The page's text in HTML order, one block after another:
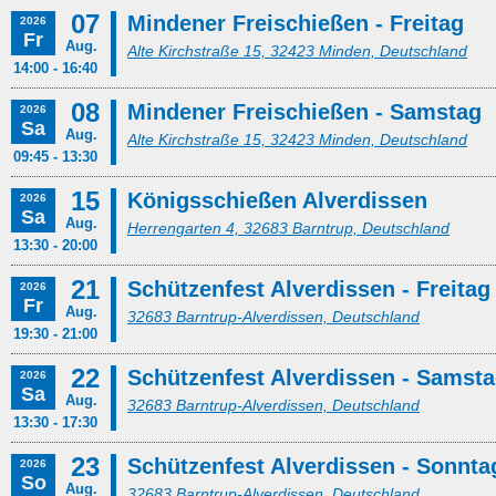
2026
Fr
07
Aug.
14:00 - 16:40
Mindener Freischießen - Freitag
Alte Kirchstraße 15, 32423 Minden, Deutschland
2026
Sa
08
Aug.
09:45 - 13:30
Mindener Freischießen - Samstag
Alte Kirchstraße 15, 32423 Minden, Deutschland
2026
Sa
15
Aug.
13:30 - 20:00
Königsschießen Alverdissen
Herrengarten 4, 32683 Barntrup, Deutschland
2026
Fr
21
Aug.
19:30 - 21:00
Schützenfest Alverdissen - Freitag
32683 Barntrup-Alverdissen, Deutschland
2026
Sa
22
Aug.
13:30 - 17:30
Schützenfest Alverdissen -
32683 Barntrup-Alverdissen, Deutschland
2026
So
23
Aug.
Schützenfest Alverdissen -